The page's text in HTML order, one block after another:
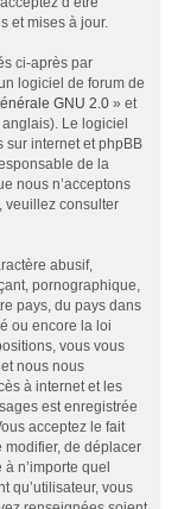
et mises à jour.
ci-après par
logiciel de forum de
GNU 2.0 » et
Le logiciel
sur internet et phpBB
de la
nous n’acceptons
veuillez consulter
abusif,
pornographique,
pays, du pays dans
ou encore la loi
vous vous
nous nous
à internet et les
est enregistrée
acceptez le fait
modifier, de déplacer
n’importe quel
qu’utilisateur, vous